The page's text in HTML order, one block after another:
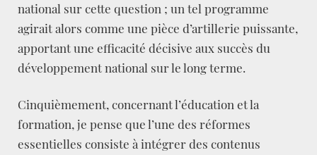
national sur cette question ; un tel programme
agirait alors comme une pièce d’artillerie puissante,
apportant une efficacité décisive aux succès du
développement national sur le long terme.
Cinquièmement, concernant l’éducation et la
formation, je pense que l’une des réformes
essentielles consiste à intégrer des contenus